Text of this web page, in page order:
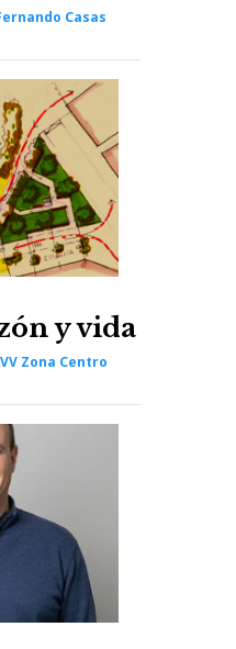
Casas
y vida
Zona Centro